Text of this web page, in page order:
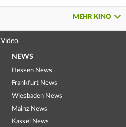
MEHR KINO
Video
NEWS
Hessen News
Frankfurt News
Wiesbaden News
Mainz News
Kassel News